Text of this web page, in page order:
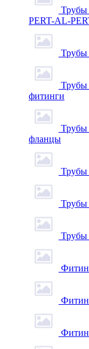
Трубы
PERT-AL-
Трубы
фитинги
фланцы
Трубы
Трубы
Трубы